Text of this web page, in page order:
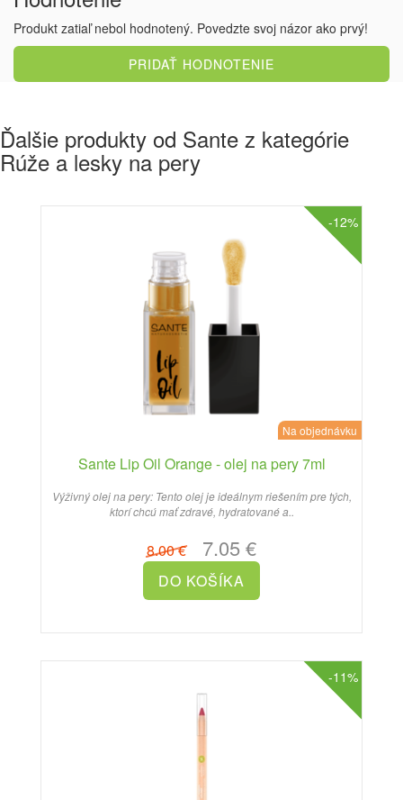
Produkt zatiaľ nebol hodnotený. Povedzte svoj názor ako prvý!
PRIDAŤ HODNOTENIE
Ďalšie produkty od Sante z kategórie
Rúže a lesky na pery
-12%
Na objednávku
Sante Lip Oil Orange - olej na pery 7ml
Výživný olej na pery: Tento olej je ideálnym riešením pre tých,
ktorí chcú mať zdravé, hydratované a..
8.00 €7.05 €
-11%